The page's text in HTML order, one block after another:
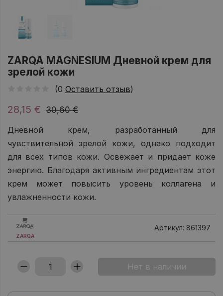
ZARQA MAGNESIUM Дневной крем для
зрелой кожи
(0 Оставить отзыв)
30,60 €
28,15 €
Дневной крем, разработанный для
чувствительной зрелой кожи, однако подходит
для всех типов кожи. Освежает и придает коже
энергию. Благодаря активным ингредиентам этот
крем может повысить уровень коллагена и
увлажненности кожи.
ZARQA
Артикул: 861397